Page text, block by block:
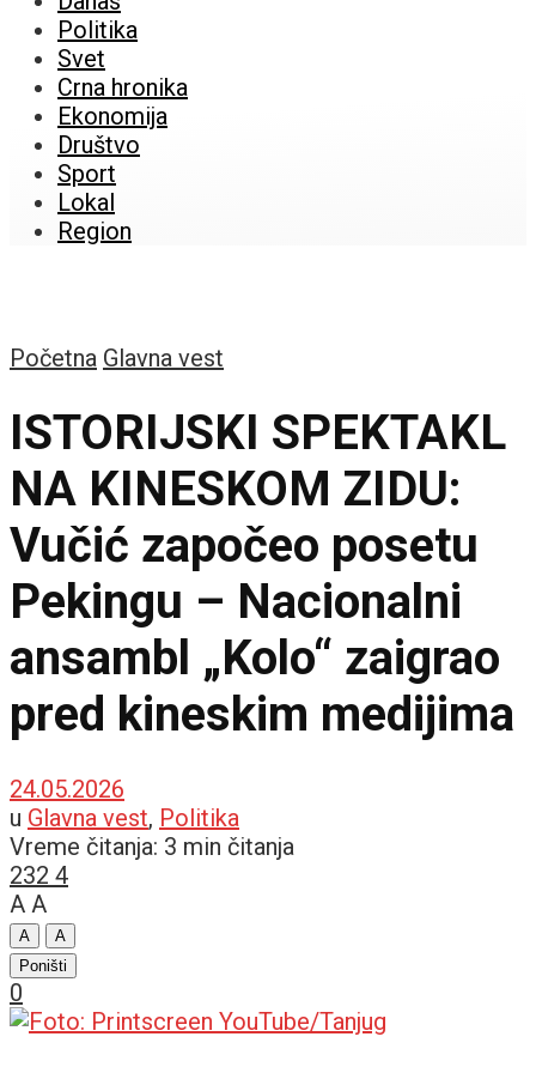
Politika
Svet
Crna hronika
Ekonomija
Društvo
Sport
Lokal
Region
Početna Glavna vest
ISTORIJSKI SPEKTAKL
NA KINESKOM ZIDU:
Vučić započeo posetu
Pekingu – Nacionalni
ansambl „Kolo“ zaigrao
pred kineskim medijima
24.05.2026
u Glavna vest, Politika
Vreme čitanja: 3 min čitanja
232 4
A A
A
A
Poništi
0